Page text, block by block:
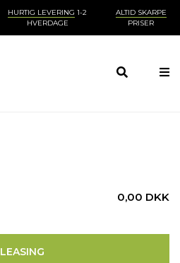
HURTIG LEVERING 1-2
HVERDAGE
ALTID SKARPE
PRISER
0,00 DKK
LEASING